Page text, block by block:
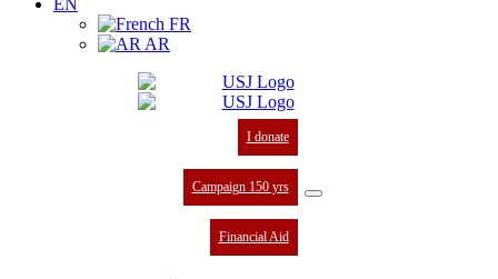
EN
FR
AR
I donate
Campaign 150 yrs
Financial Aid